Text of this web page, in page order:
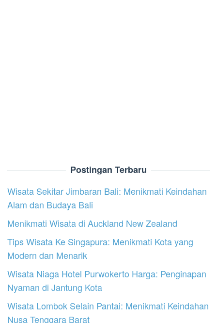
Postingan Terbaru
Wisata Sekitar Jimbaran Bali: Menikmati Keindahan
Alam dan Budaya Bali
Menikmati Wisata di Auckland New Zealand
Tips Wisata Ke Singapura: Menikmati Kota yang
Modern dan Menarik
Wisata Niaga Hotel Purwokerto Harga: Penginapan
Nyaman di Jantung Kota
Wisata Lombok Selain Pantai: Menikmati Keindahan
Nusa Tenggara Barat